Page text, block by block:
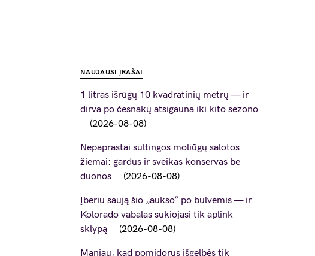
NAUJAUSI ĮRAŠAI
1 litras išrūgų 10 kvadratinių metrų — ir
dirva po česnakų atsigauna iki kito sezono
2026-08-08
Nepaprastai sultingos moliūgų salotos
žiemai: gardus ir sveikas konservas be
duonos
2026-08-08
Įberiu saują šio „aukso” po bulvėmis — ir
Kolorado vabalas sukiojasi tik aplink
sklypą
2026-08-08
Maniau, kad pomidorus išgelbės tik